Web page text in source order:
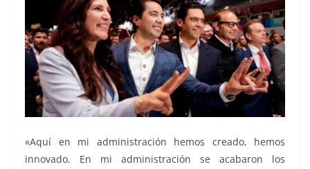
«Aquí en mi administración hemos creado, hemos
innovado. En mi administración se acabaron los